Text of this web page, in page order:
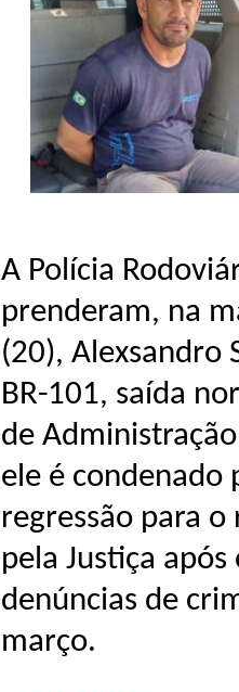
A Polícia
prenderam, na
(20), Alexsandro
BR-101, saída
de
ele é condenado
regressão para
pela Justiça
denúncias de
março.